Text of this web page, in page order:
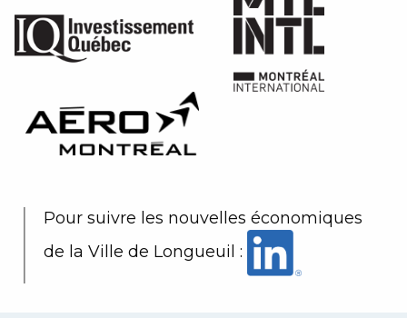
Pour suivre les nouvelles économiques
de la Ville de Longueuil :